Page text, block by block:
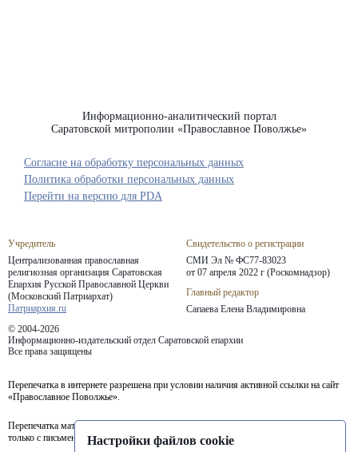
Информационно-аналитический портал
Саратовской митрополии «Православное Поволжье»
Учредитель
Централизованная православная
религиозная организация Саратовская
Епархия Русской Православной Церкви
(Московский Патриархат)
Патриархия.ru
Свидетельство о регистрации
СМИ Эл № ФС77-83023
от 07 апреля 2022 г (Роскомнадзор)
Главный редактор
Сапаева Елена Владимировна
© 2004-2026
Информационно-издательский отдел Саратовской епархии
Все права защищены
Согласие на обработку персональных данных
Политика обработки персональных данных
Перепечатка в интернете разрешена при условии наличия активной ссылки на сайт
«Православное Поволжье».
Перепечатка материалов портала в печатных изданиях (книгах, прессе) возможна
только с письменного разрешения редакции.
Перейти на версию для PDA
Настройки файлов cookie